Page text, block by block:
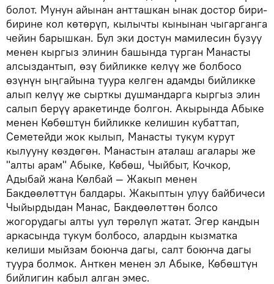
болот. Мунун айынан антташкан ынак достор бири-
бирине кол көтөрүп, кылычты кынынан чыгарганга
чейин барышкан. Бул эки достун мамилесин бузуу
менен кыргыз элинин башында турган Манасты
алсыздантып, өзү бийликке келүү же болбосо
өзүнүн ыңгайына туура келген адамды бийликке
алып келүү же сырткы душмандарга кыргыз элин
салып берүү аракетинде болгон. Акырында Абыке
менен Көбөштүн бийликке келишин кубаттап,
Семетейди жок кылып, Манасты тукум курут
кылууну көздөгөн. Манастын аталаш агалары же
"алты арам" Абыке, Көбөш, Чыйбыт, Кочкор,
Адыбай жана Көлбай — Жакып менен
Бакдөөлөттүн балдары. Жакыптын улуу байбичеси
Чыйырдыдан Манас, Бакдөөлөттөн болсо
жогорудагы алты уул төрөлүп жатат. Эгер кандын
аркасында тукум болбосо, алардын кызматка
келиши мыйзам боюнча дагы, салт боюнча дагы
туура болмок. Анткен менен эл Абыке, Көбөштүн
бийлигин кабыл алган эмес.